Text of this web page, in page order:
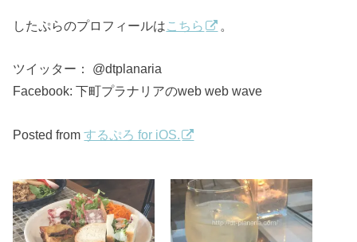
したぷらのプロフィールはこちら 。
ツイッター： @dtplanaria
Facebook: 下町プラナリアのweb web wave
Posted fromするぷろ for iOS.